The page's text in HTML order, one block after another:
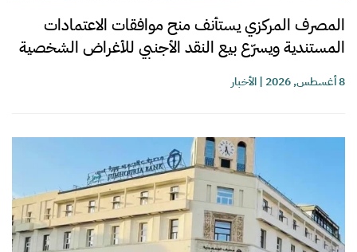
المصرف المركزي يستأنف منح موافقات الاعتمادات
المستندية ويسرّع بيع النقد الأجنبي للأغراض الشخصية
8 أغسطس, 2026 |الأخبار